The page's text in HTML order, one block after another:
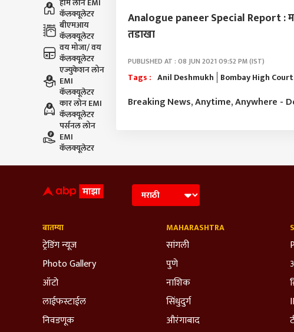
कॅलक्यूलेटर
बीएमआय
कॅलक्यूलेटर
वय मोजा/ वय
कॅलक्यूलेटर
एज्युकेशन लोन
EMI
कॅलक्यूलेटर
कार लोन EMI
कॅलक्यूलेटर
पर्सनल लोन
EMI
कॅलक्यूलेटर
Analogue paneer Special Report :
तडाखा
PUBLISHED AT : 08 JUN 2021 09:52 PM (IST)
Tags : Anil Deshmukh Bombay High Court
Breaking News, Anytime, Anywhere -
बातम्या
ट्रेडिंग न्यूज
Photo Gallery
ऑटो
लाईफस्टाईल
निवडणूक
MAHARASHTRA
सांगली
पुणे
नाशिक
सिंधुदुर्ग
औरंगाबाद